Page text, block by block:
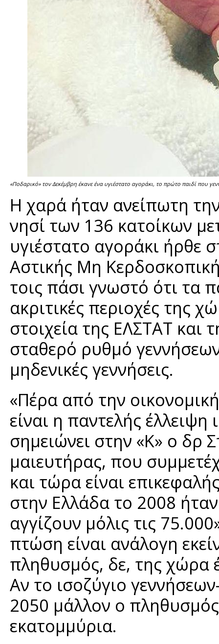
«Ποδαρικό» τον Δεκέμβρη έκανε ένα υγιέστατο αγοράκι, το πρώτο παιδί που
Η χαρά ήταν ανείπωτη
νησί των 136 κατοίκων
υγιέστατο αγοράκι ήρθε
Αστικής Μη
τοις πάσι γνωστό ότι τα
ακριτικές περιοχές της
στοιχεία της ΕΛΣΤΑΤ και
σταθερό ρυθμό
μηδενικές γεννήσεις.
«Πέρα από την
είναι η παντελής
σημειώνει στην «Κ» ο δρ
μαιευτήρας, που
και τώρα είναι
στην Ελλάδα το 2008
αγγίζουν μόλις τις
πτώση είναι ανάλογη
πληθυσμός, δε, της χώρα
Αν το ισοζύγιο
2050 μάλλον ο
εκατομμύρια.